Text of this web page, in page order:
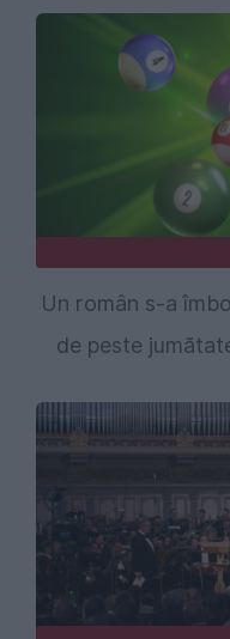
Un român s-a
de peste